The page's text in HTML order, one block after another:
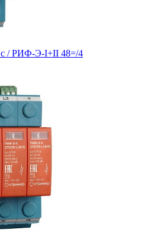
/ РИФ-Э-I+II 48=/4